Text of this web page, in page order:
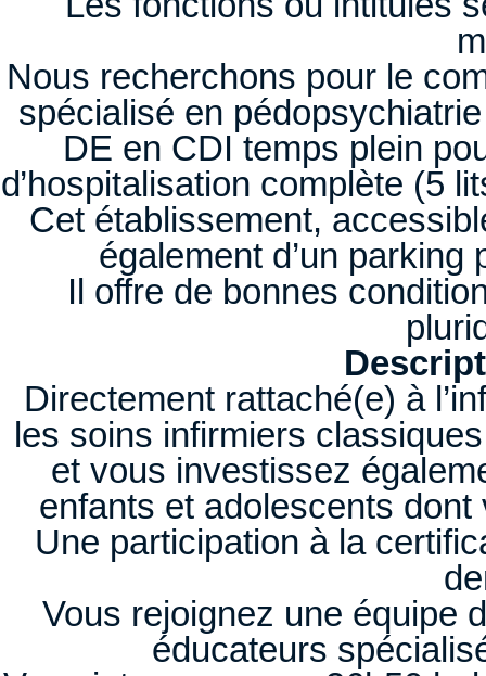
Nous recherchons pour le
spécialisé en
DE en CDI temps plein
d’hospitalisation complète (5
Cet établissement,
également d’un
Il offre de bonnes
Directement rattaché(e) à
les soins infirmiers
et vous investissez
enfants et adolescents
Une participation à la
Vous rejoignez une équipe
éducateurs